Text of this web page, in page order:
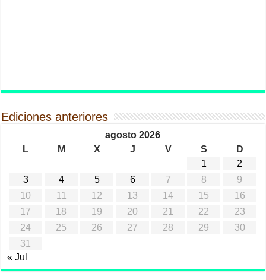
Ediciones anteriores
agosto 2026
L
M X J V S
D
1
2
3
4 5 6 7 8
9
10
11 12 13 14 15
16
17
18 19 20 21 22
23
24
25 26 27 28 29
30
31
« Jul